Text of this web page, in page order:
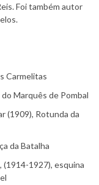
Foi também autor
Carmelitas
Marquês de Pombal
(1909), Rotunda da
da Batalha
(1914-1927), esquina